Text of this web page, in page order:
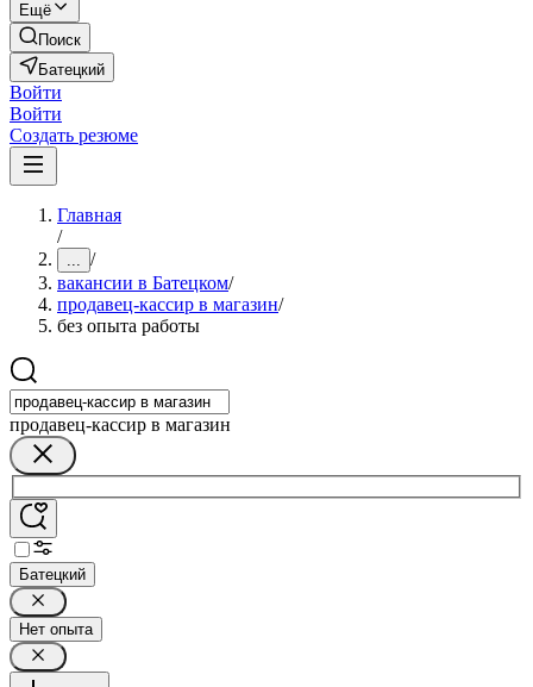
Ещё
Поиск
Батецкий
Войти
Войти
Создать резюме
Главная
/
... /
вакансии в Батецком/
продавец-кассир в магазин/
без опыта работы
продавец-кассир в магазин
Батецкий
Нет опыта